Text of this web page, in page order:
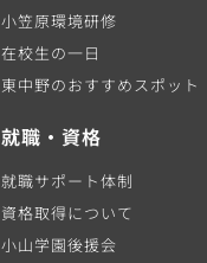
小笠原環境研修
在校生の一日
東中野のおすすめスポット
就職・資格
就職サポート体制
資格取得について
小山学園後援会